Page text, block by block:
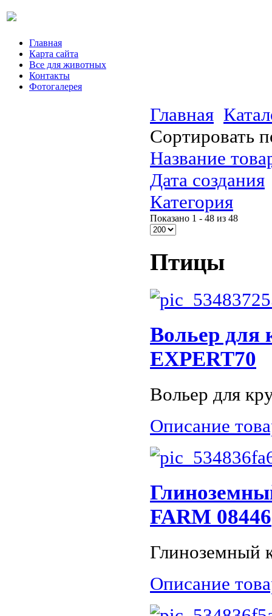
Главная
Карта сайта
Все для животных
Контакты
Фотогалерея
Главная
Сортировать
Название
Дата создания
Категория
Показано 1 - 48 из 48
Птицы
Вольер для
EXPERT70
Вольер для
Описание
FARM 08446
Глиноземный
Описание